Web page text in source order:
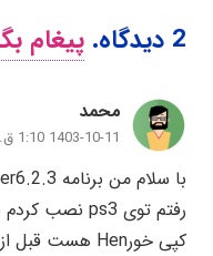
2 دیدگاه. پیغام
محمد
1403-10-11 1:10 ق.ظ